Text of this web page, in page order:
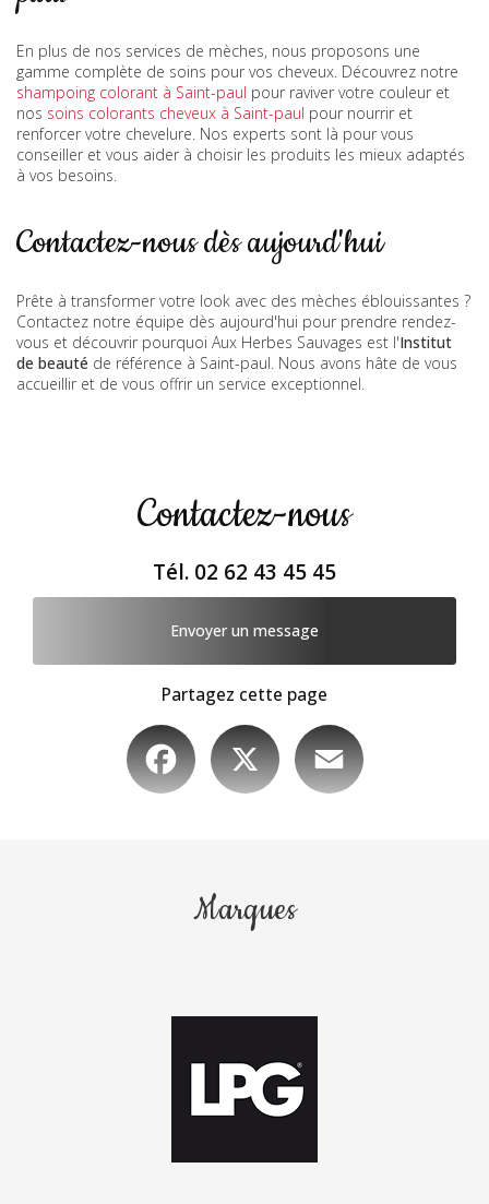
En plus de nos services de mèches, nous proposons une
gamme complète de soins pour vos cheveux. Découvrez notre
shampoing colorant à Saint-paul pour raviver votre couleur et
nos soins colorants cheveux à Saint-paul pour nourrir et
renforcer votre chevelure. Nos experts sont là pour vous
conseiller et vous aider à choisir les produits les mieux adaptés
à vos besoins.
Contactez-nous dès aujourd'hui
Prête à transformer votre look avec des mèches éblouissantes ?
Contactez notre équipe dès aujourd'hui pour prendre rendez-
vous et découvrir pourquoi Aux Herbes Sauvages est l'Institut
de beauté de référence à Saint-paul. Nous avons hâte de vous
accueillir et de vous offrir un service exceptionnel.
Contactez-nous
Tél. 02 62 43 45 45
Envoyer un message
Partagez cette page
Facebook
Marques